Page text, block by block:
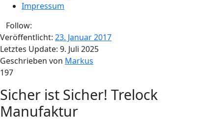
Impressum
Follow:
Veröffentlicht: 23. Januar 2017
Letztes Update: 9. Juli 2025
Geschrieben von Markus
197
Sicher ist Sicher! Trelock
Manufaktur